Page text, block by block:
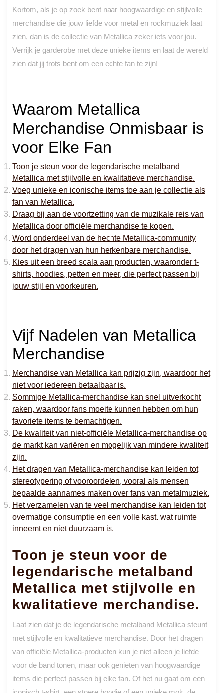
Kortom, als je op zoek bent naar hoogwaardige en stijlvolle
merchandise die jouw liefde voor metal en rockmuziek laat
zien, dan is de collectie van Metallica zeker iets voor jou.
Verrijk je garderobe met deze unieke items en laat de wereld
zien dat jij trots bent om een echte fan te zijn!
Waarom Metallica
Merchandise Onmisbaar is
voor Elke Fan
Toon je steun voor de legendarische metalband
Metallica met stijlvolle en kwalitatieve merchandise.
Voeg unieke en iconische items toe aan je collectie als
fan van Metallica.
Draag bij aan de voortzetting van de muzikale reis van
Metallica door officiële merchandise te kopen.
Word onderdeel van de hechte Metallica-community
door het dragen van hun herkenbare merchandise.
Kies uit een breed scala aan producten, waaronder t-
shirts, hoodies, petten en meer, die perfect passen bij
jouw stijl en voorkeuren.
Vijf Nadelen van Metallica
Merchandise
Merchandise van Metallica kan prijzig zijn, waardoor het
niet voor iedereen betaalbaar is.
Sommige Metallica-merchandise kan snel uitverkocht
raken, waardoor fans moeite kunnen hebben om hun
favoriete items te bemachtigen.
De kwaliteit van niet-officiële Metallica-merchandise op
de markt kan variëren en mogelijk van mindere kwaliteit
zijn.
Het dragen van Metallica-merchandise kan leiden tot
stereotypering of vooroordelen, vooral als mensen
bepaalde aannames maken over fans van metalmuziek.
Het verzamelen van te veel merchandise kan leiden tot
overmatige consumptie en een volle kast, wat ruimte
inneemt en niet duurzaam is.
Toon je steun voor de
legendarische metalband
Metallica met stijlvolle en
kwalitatieve merchandise.
Laat zien dat je de legendarische metalband Metallica steunt
met stijlvolle en kwalitatieve merchandise. Door het dragen
van officiële Metallica-producten kun je niet alleen je liefde
voor de band tonen, maar ook genieten van hoogwaardige
items die perfect passen bij elke fan. Of het nu gaat om een ​​